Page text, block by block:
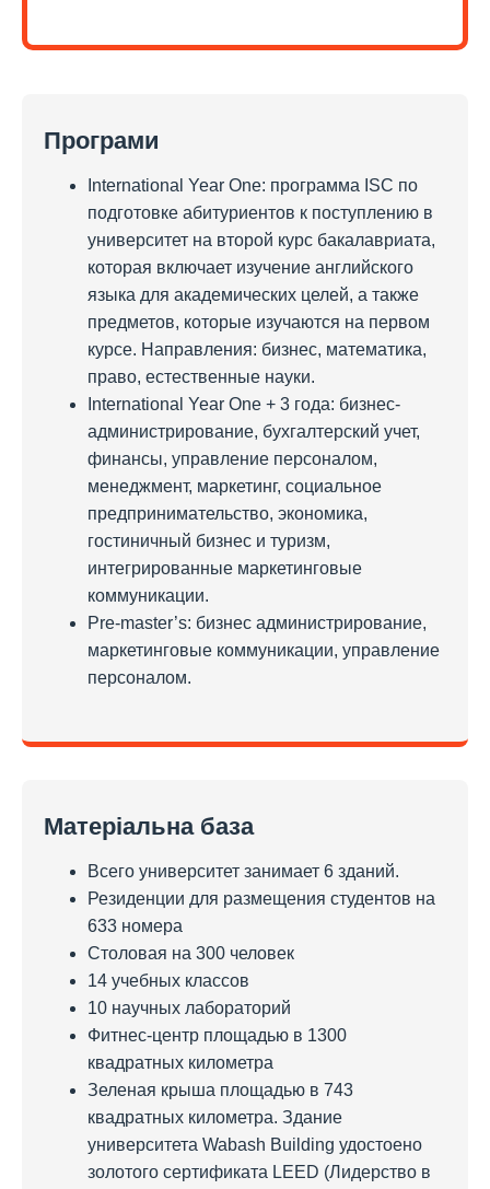
Програми
International Year One: программа ISC по
подготовке абитуриентов к поступлению в
университет на второй курс бакалавриата,
которая включает изучение английского
языка для академических целей, а также
предметов, которые изучаются на первом
курсе. Направления: бизнес, математика,
право, естественные науки.
International Year One + 3 года: бизнес-
администрирование, бухгалтерский учет,
финансы, управление персоналом,
менеджмент, маркетинг, социальное
предпринимательство, экономика,
гостиничный бизнес и туризм,
интегрированные маркетинговые
коммуникации.
Pre-master’s: бизнес администрирование,
маркетинговые коммуникации, управление
персоналом.
Матеріальна база
Всего университет занимает 6 зданий.
Резиденции для размещения студентов на
633 номера
Столовая на 300 человек
14 учебных классов
10 научных лабораторий
Фитнес-центр площадью в 1300
квадратных километра
Зеленая крыша площадью в 743
квадратных километра. Здание
университета Wabash Building удостоено
золотого сертификата LEED (Лидерство в